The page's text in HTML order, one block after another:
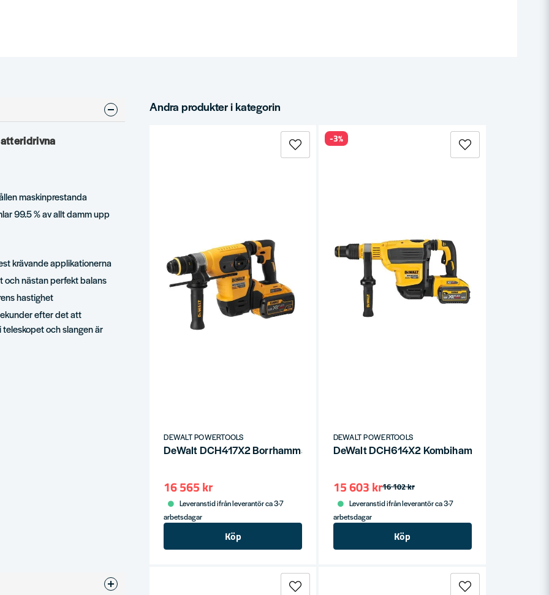
maskinprestanda
99.5 % av allt damm upp
krävande applikationerna
och nästan perfekt balans
hastighet
efter det att
och slangen är
Andra produkter i kategorin
DEWALT POWERTOOLS
DeWalt DCH417X2 Borrhammare 54V SDS-Plus (2x9,0Ah)
16 565 kr
Leveranstid ifrån leverantör ca 3-7
arbetsdagar
Köp
DEWALT POWERTOOLS
DeWalt DCH614X2 Kombihammare 54V 6KG
16 102 kr
15 603 kr
Leveranstid ifrån leverantör ca 3-7
arbetsdagar
Köp
-3%